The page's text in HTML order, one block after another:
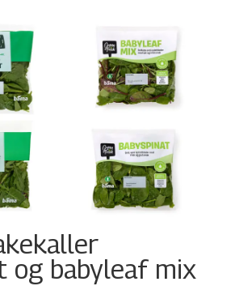
og babyleaf mix